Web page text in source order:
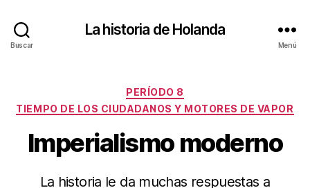
Buscar
La historia de Holanda
Menú
Categorías
PERÍODO 8
TIEMPO DE LOS CIUDADANOS Y MOTORES DE VAPOR
Imperialismo moderno
La historia le da muchas respuestas a